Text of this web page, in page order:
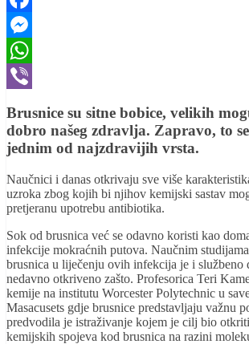
Facebook
Messenger
WhatsApp
Brusnice su sitne bobice, velikih
dobro našeg zdravlja. Zapravo, to
jednim od najzdravijih vrsta.
Naučnici i danas otkrivaju sve više
uzroka zbog kojih bi njihov kemijski sastav
pretjeranu upotrebu antibiotika.
Sok od brusnica već se odavno koristi kao
infekcije mokraćnih putova. Naučnim
brusnica u liječenju ovih infekcija je i službeno
nedavno otkriveno zašto. Profesorica Teri
kemije na institutu Worcester Polytechnic u
Masacusets gdje brusnice predstavljaju važnu
predvodila je istraživanje kojem je cilj bio
kemijskih spojeva kod brusnica na razini